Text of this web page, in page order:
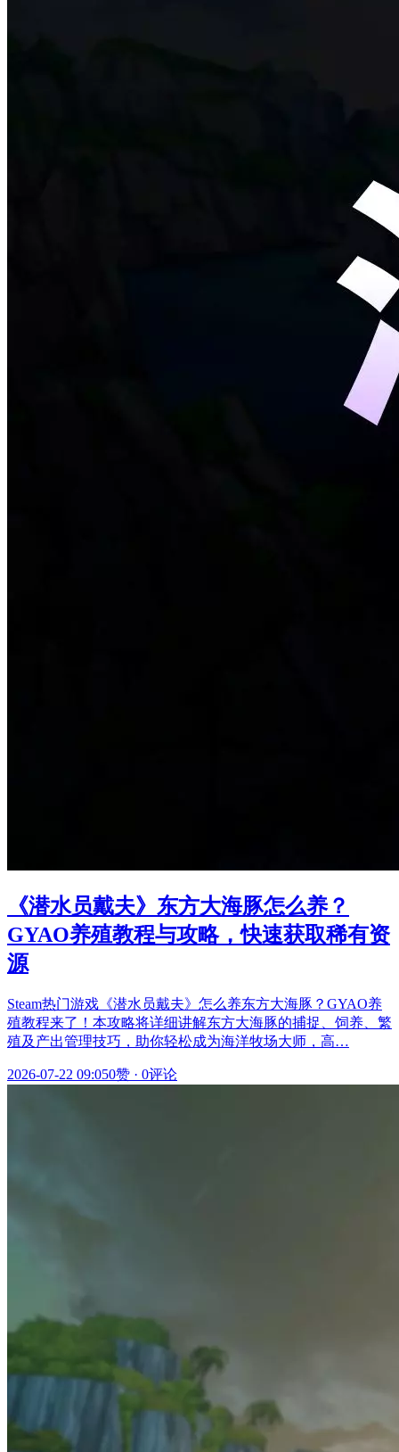
《潜水员戴夫》东方大海豚怎么养？
GYAO养殖教程与攻略，快速获取稀有资
源
Steam热门游戏《潜水员戴夫》怎么养东方大海豚？GYAO养
殖教程来了！本攻略将详细讲解东方大海豚的捕捉、饲养、繁
殖及产出管理技巧，助你轻松成为海洋牧场大师，高…
2026-07-22 09:050赞 · 0评论